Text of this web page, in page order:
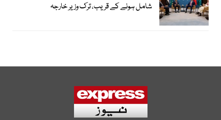
شامل ہونے کے قریب، ترک وزیر خارجہ